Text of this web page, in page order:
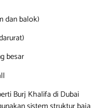
dan balok)
besar
Burj Khalifa di Dubai